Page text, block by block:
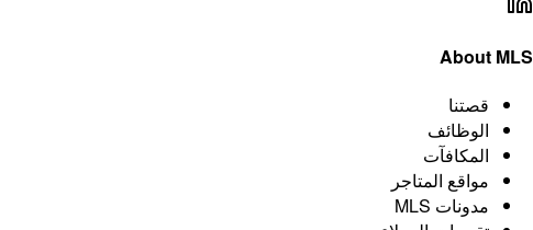
About MLS
قصتنا
الوظائف
المكافآت
مواقع المتاجر
مدونات MLS